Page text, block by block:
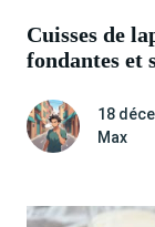
Cuisses de
fondantes et
18
Max